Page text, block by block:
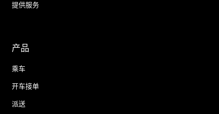
提供服务
产品
乘车
开车接单
派送